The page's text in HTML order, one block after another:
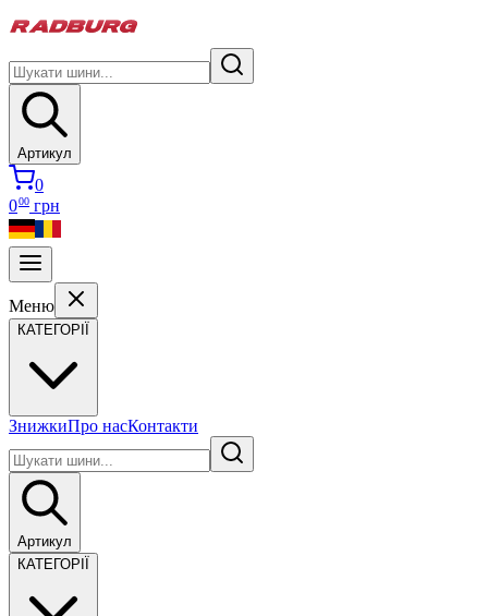
Артикул
0
000 грн
Меню
КАТЕГОРІЇ
ЗнижкиПро насКонтакти
Артикул
КАТЕГОРІЇ